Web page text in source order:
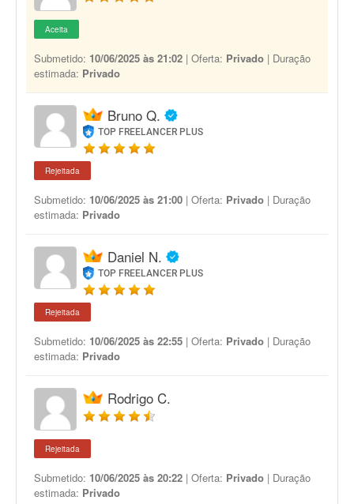
Aceita
Submetido: 10/06/2025 às 21:02 | Oferta: Privado | Duração
estimada: Privado
Bruno Q.
TOP FREELANCER PLUS
Rejeitada
Submetido: 10/06/2025 às 21:00 | Oferta: Privado | Duração
estimada: Privado
Daniel N.
TOP FREELANCER PLUS
Rejeitada
Submetido: 10/06/2025 às 22:55 | Oferta: Privado | Duração
estimada: Privado
Rodrigo C.
Rejeitada
Submetido: 10/06/2025 às 20:22 | Oferta: Privado | Duração
estimada: Privado